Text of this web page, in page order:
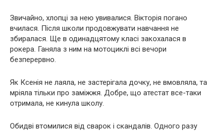
Звичайно, хлопці за нею увивалися. Вікторія погано
вчилася. Після школи продовжувати навчання не
збиралася. Ще в одинадцятому класі закохалася в
рокера. Ганяла з ним на мотоциклі всі вечори
безперервно.
Як Ксенія не лаяла, не застерігала дочку, не вмовляла, та
мріяла тільки про заміжжя. Добре, що атестат все-таки
отримала, не кинула школу.
Обидві втомилися від сварок і скандалів. Одного разу